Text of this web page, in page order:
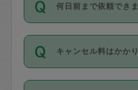
時間も被らない場合
社員など様々なバッ
登録しています。
日本語も話せる方な
確認しています。タ
ング動画を使った
現場トライアルを受
ジさんが活動され
を通して成立した作
適用されます。作
です。作業中に物を
をさせたりした場
何日前まで依頼でき
ご依頼は、現在を
以降）の日時から受
す。
キャンセル料はかか
キャンセル料には